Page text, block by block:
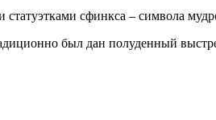
сфинкса – символа
был дан полуденный